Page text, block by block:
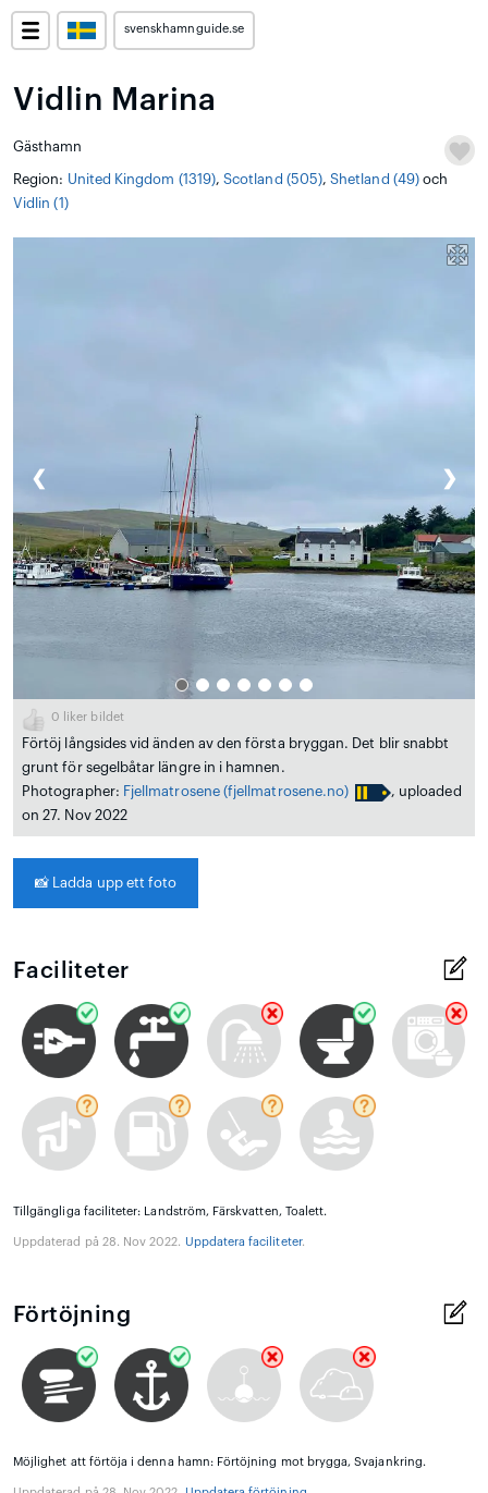
svenskhamnguide.se
Vidlin Marina
Gästhamn
Region: United Kingdom (1319),Scotland (505),Shetland (49)och
Vidlin (1)
❮ ❯
0 liker bildet
Förtöj långsides vid änden av den första bryggan. Det blir snabbt
grunt för segelbåtar längre in i hamnen.
Photographer: Fjellmatrosene (fjellmatrosene.no)
, uploaded
on 27. Nov 2022
📸 Ladda upp ett foto
Faciliteter
Tillgängliga faciliteter: Landström, Färskvatten, Toalett.
Uppdaterad på 28. Nov 2022. Uppdatera faciliteter.
Förtöjning
Möjlighet att förtöja i denna hamn: Förtöjning mot brygga, Svajankring.